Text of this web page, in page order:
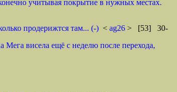
учитывая покрытие в нужных местах.
продерижтся там... (-) < ag26 > [53] 30-
Мега висела ещё с неделю после перехода,